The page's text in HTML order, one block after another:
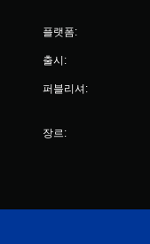
플랫폼:
출시:
퍼블리셔:
장르: